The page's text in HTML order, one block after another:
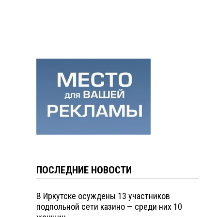
ПОСЛЕДНИЕ НОВОСТИ
В Иркутске осуждены 13 участников
подпольной сети казино — среди них 10